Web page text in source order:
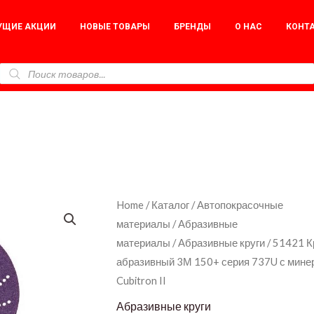
АКЦИИ НОВЫЕ ТОВАРЫ БРЕНДЫ О НАС
Home /Каталог /Автопокрасочные
материалы /Абразивные
материалы /Абразивные круги / 51421
абразивный 3М 150+ серия 737U с
Cubitron II
Абразивные круги
51421
Круг
абразивный
3М
150+
серия